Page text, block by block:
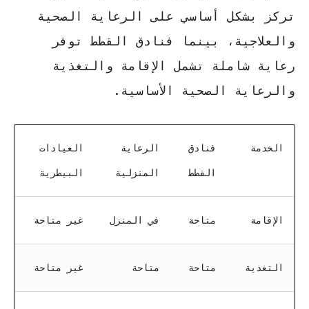
تركز بشكل أساسي على الرعاية الصحية
والعلاجية، بينما فنادق القطط توفر
رعاية شاملة تشمل الإقامة والتغذية
والرعاية الصحية الأساسية.
الخدمة فنادق
القطط
الرعاية
المنزلية
العيادات
البيطرية
الإقامة متاحة في المنزل غير متاحة
التغذية متاحة متاحة غير متاحة